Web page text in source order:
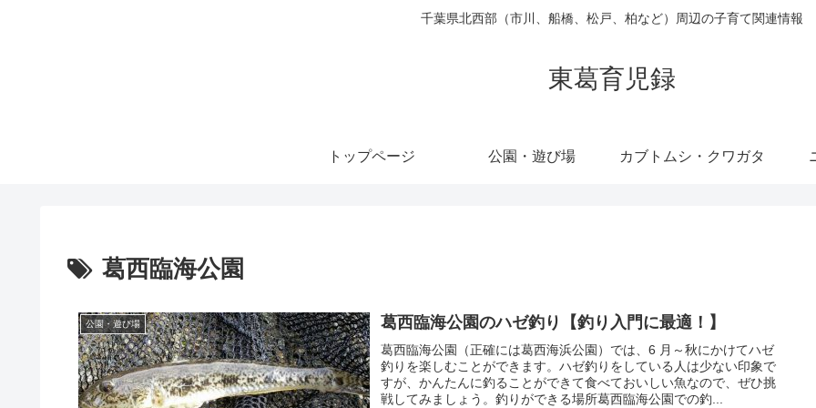
千葉県北西部（市川、船橋、松戸、柏など）周辺の子育て関連情報
東葛育児録
トップページ 公園・遊び場 カブトムシ・クワガタ
葛西臨海公園
公園・遊び場 葛西臨海公園のハゼ釣り【釣り入門に最適！】
葛西臨海公園（正確には葛西海浜公園）では、6 月～秋にかけてハゼ
釣りを楽しむことができます。ハゼ釣りをしている人は少ない印象で
すが、かんたんに釣ることができて食べておいしい魚なので、ぜひ挑
戦してみましょう。釣りができる場所葛西臨海公園での釣...